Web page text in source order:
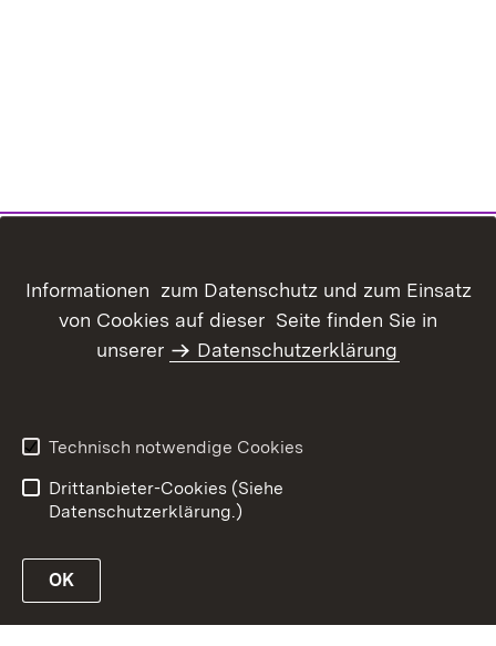
Informationen zum Datenschutz und zum Einsatz
von Cookies auf dieser Seite finden Sie in
unserer
Datenschutzerklärung
Technisch notwendige Cookies
Drittanbieter-Cookies (Siehe
Datenschutzerklärung.)
OK